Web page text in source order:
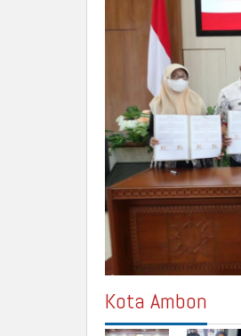
Kota Ambon